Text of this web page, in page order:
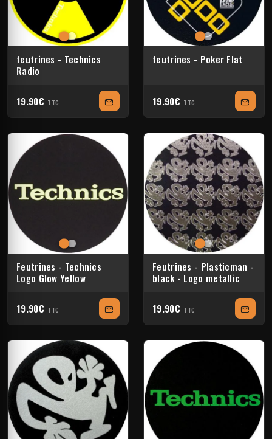
feutrines - Technics
Radio
19.90€ TTC
feutrines - Poker Flat
19.90€ TTC
Feutrines - Technics
Logo Glow Yellow
19.90€ TTC
Feutrines - Plasticman -
black - Logo metallic
19.90€ TTC